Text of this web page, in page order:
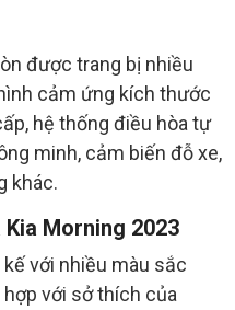
được trang bị nhiều
cảm ứng kích thước
hệ thống điều hòa tự
minh, cảm biến đỗ xe,
khác.
Morning 2023
với nhiều màu sắc
với sở thích của